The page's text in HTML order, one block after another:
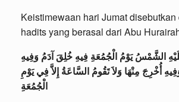
Keistimewaan hari Jumat
hadits yang berasal dari Abu
الشَّمْسُ يَوْمُ الْجُمُعَةِ فِيهِ خُلِقَ آدَمُ وَفِيهِ
أُخْرِجَ مِنْهَا وَلاَ تَقُومُ السَّاعَةُ إِلاَّ فِي يَوْمِ
الْجُمُعَةِ